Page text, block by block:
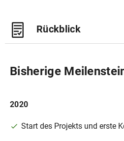
Rückblick
Bisherige
2020
Start des Projekts und erste